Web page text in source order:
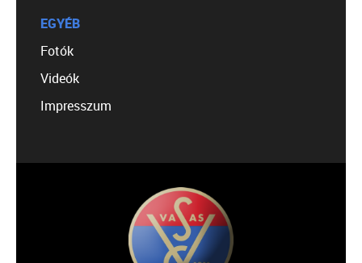
EGYÉB
Fotók
Videók
Impresszum